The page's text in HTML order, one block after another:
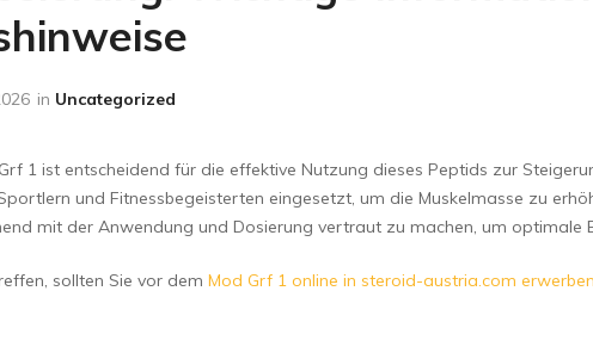
in Uncategorized
1 ist entscheidend für die effektive Nutzung dieses Peptids zur
und Fitnessbegeisterten eingesetzt, um die Muskelmasse zu
mit der Anwendung und Dosierung vertraut zu machen, um optimale
sollten Sie vor dem Mod Grf 1 online in steroid-austria.com erwerben